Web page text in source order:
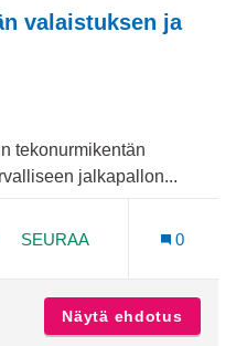
valaistuksen ja
tekonurmikentän
jalkapallon...
22 SEURAAJAA
SEURAA
0
Näytä ehdotus